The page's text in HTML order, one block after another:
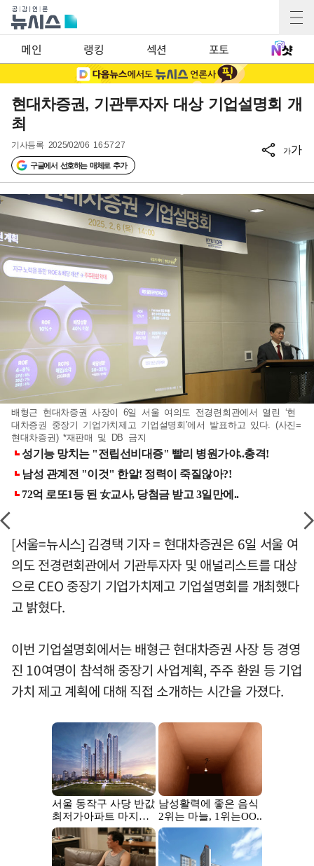
메인 랭킹 섹션 포토
현대차증권, 기관투자자 대상 기업설명회 개
최
기사등록 2025/02/06 16:57:27
구글에서 선호하는 매체로 추가
가가
배형근 현대차증권 사장이 6일 서울 여의도 전경련회관에서 열린 ‘현
대차증권 중장기 기업가치제고 기업설명회’에서 발표하고 있다. (사진=
현대차증권) *재판매 및 DB 금지
[서울=뉴시스] 김경택 기자 = 현대차증권은 6일 서울 여
의도 전경련회관에서 기관투자자 및 애널리스트를 대상
으로 CEO 중장기 기업가치제고 기업설명회를 개최했다
고 밝혔다.
이번 기업설명회에서는 배형근 현대차증권 사장 등 경영
진 10여명이 참석해 중장기 사업계획, 주주 환원 등 기업
가치 제고 계획에 대해 직접 소개하는 시간을 가졌다.